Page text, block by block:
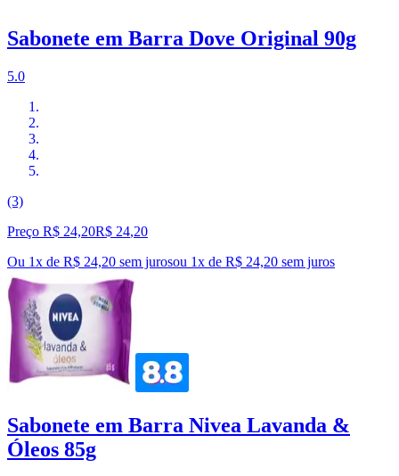
Sabonete em Barra Dove Original 90g
5.0
(3)
Preço R$ 24,20R$ 24,20
Ou 1x de R$ 24,20 sem jurosou 1x de R$ 24,20 sem juros
Sabonete em Barra Nivea Lavanda &
Óleos 85g